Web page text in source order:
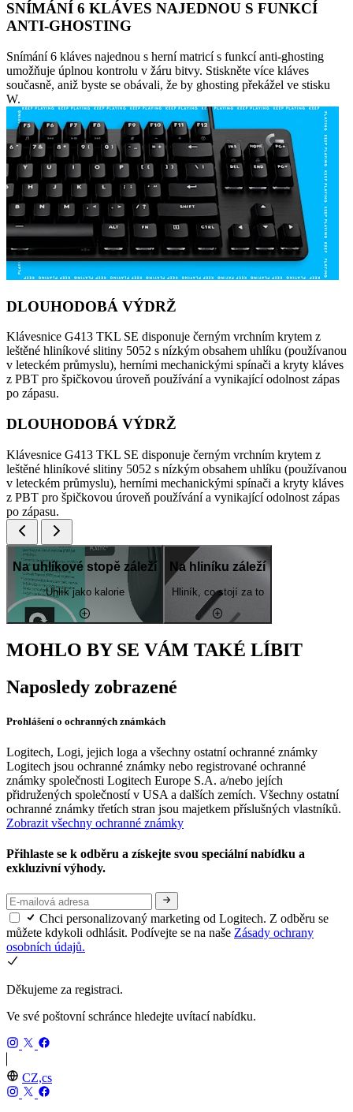
SNÍMÁNÍ 6 KLÁVES NAJEDNOU S FUNKCÍ
ANTI-GHOSTING
Snímání 6 kláves najednou s herní matricí s funkcí anti-ghosting
umožňuje úplnou kontrolu v žáru bitvy. Stiskněte více kláves
současně, aniž byste se obávali, že by ghosting překážel ve stisku
W.
DLOUHODOBÁ VÝDRŽ
Klávesnice G413 TKL SE disponuje černým vrchním krytem z
leštěné hliníkové slitiny 5052 s nízkým obsahem uhlíku (používanou
v leteckém průmyslu), herními mechanickými spínači a kryty kláves
z PBT pro špičkovou úroveň používání a vynikající odolnost zápas
po zápasu.
DLOUHODOBÁ VÝDRŽ
Klávesnice G413 TKL SE disponuje černým vrchním krytem z
leštěné hliníkové slitiny 5052 s nízkým obsahem uhlíku (používanou
v leteckém průmyslu), herními mechanickými spínači a kryty kláves
z PBT pro špičkovou úroveň používání a vynikající odolnost zápas
po zápasu.
Na uhlíkové stopě záleží
Uhlík jako kalorie
Na hliníku záleží
Hliník, co stojí za to
MOHLO BY SE VÁM TAKÉ LÍBIT
Naposledy zobrazené
Prohlášení o ochranných známkách
Logitech, Logi, jejich loga a všechny ostatní ochranné známky
Logitech jsou ochranné známky nebo registrované ochranné
známky společnosti Logitech Europe S.A. a/nebo jejích
přidružených společností v USA a dalších zemích. Všechny ostatní
ochranné známky třetích stran jsou majetkem příslušných vlastníků.
Zobrazit všechny ochranné známky
Přihlaste se k odběru a získejte svou speciální nabídku a
exkluzivní výhody.
Chci personalizovaný marketing od Logitech. Z odběru se
můžete kdykoli odhlásit. Podívejte se na naše Zásady ochrany
osobních údajů.
Děkujeme za registraci.
Ve své poštovní schránce hledejte uvítací nabídku.
CZ,cs